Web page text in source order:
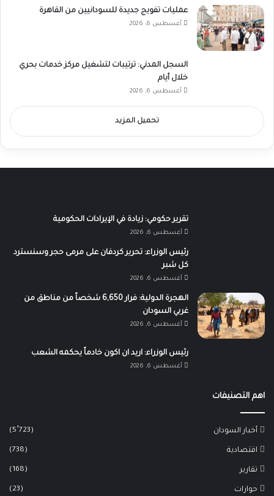
عمليات تفويج جديدة للسودانيين من القاهرة
أغسطس 6, 2026
السجل المدني: ترتيبات لتشغيل مركز خدمات بحري
خلال أيام
أغسطس 6, 2026
تحميل المزيد
تقرير حكومي: زيادة في الإيرادات الحكومية
أغسطس 6, 2026
رئيس الوزراء: تحرير كردفان على مرمى حجر وسنسترد
كل شبر
أغسطس 6, 2026
الهجرة الدولية: فرار 6,650 شخصاً من مناطق من
غربي السودان
أغسطس 6, 2026
رئيس الوزراء: اريد ان اكون خادماً يحكمه الشعب
أغسطس 6, 2026
اهم التصنيفات
أخبار السودان (5٬723)
اقتصادية (738)
تقارير (168)
حوارات (23)